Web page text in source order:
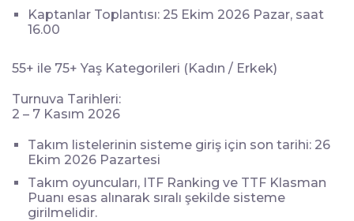
Kaptanlar Toplantısı: 25 Ekim 2026 Pazar, saat
16.00
55+ ile 75+ Yaş Kategorileri (Kadın / Erkek)
Turnuva Tarihleri:
2 – 7 Kasım 2026
Takım listelerinin sisteme giriş için son tarihi: 26
Ekim 2026 Pazartesi
Takım oyuncuları, ITF Ranking ve TTF Klasman
Puanı esas alınarak sıralı şekilde sisteme
girilmelidir.